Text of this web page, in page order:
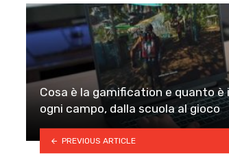
Cosa è la gamification e quanto
ogni campo, dalla scuola al gioco
PREVIOUS ARTICLE